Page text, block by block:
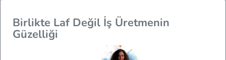
Birlikte Laf Değil İş Üretmenin
Güzelliği